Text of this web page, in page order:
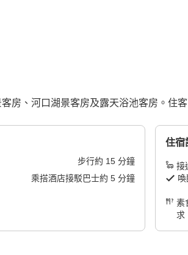
房、河口湖景客房及露天浴池客房。住
步行約 15分鐘
乘搭酒店接駁巴士約 5分鐘
住宿
接
素
求